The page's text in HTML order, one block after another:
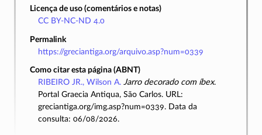
Licença de uso (comentários e notas)
CC BY-NC-ND 4.0
Permalink
https://greciantiga.org/arquivo.asp?num=0339
Como citar esta página (ABNT)
RIBEIRO JR., Wilson A. Jarro decorado com íbex.
Portal Graecia Antiqua, São Carlos. URL:
greciantiga.org/img.asp?num=0339. Data da
consulta: 06/08/2026.